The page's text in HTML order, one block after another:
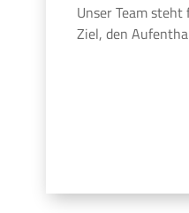
Unser Team
Ziel, den